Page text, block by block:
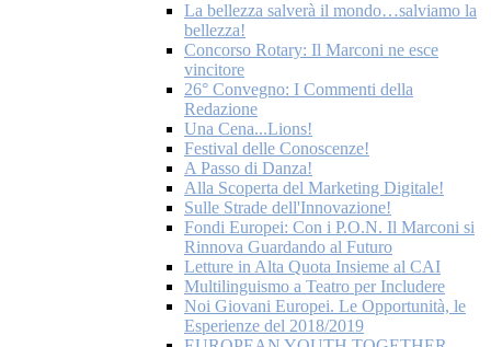
La bellezza salverà il mondo…salviamo la
bellezza!
Concorso Rotary: Il Marconi ne esce
vincitore
26° Convegno: I Commenti della
Redazione
Una Cena...Lions!
Festival delle Conoscenze!
A Passo di Danza!
Alla Scoperta del Marketing Digitale!
Sulle Strade dell'Innovazione!
Fondi Europei: Con i P.O.N. Il Marconi si
Rinnova Guardando al Futuro
Letture in Alta Quota Insieme al CAI
Multilinguismo a Teatro per Includere
Noi Giovani Europei. Le Opportunità, le
Esperienze del 2018/2019